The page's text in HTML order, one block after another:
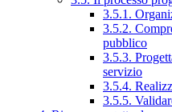
3.5.1.
3.5.2.
pubblico
3.5.3.
servizio
3.5.4.
3.5.5.